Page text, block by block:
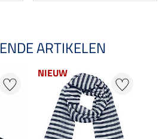
ARTIKELEN
NIEUW